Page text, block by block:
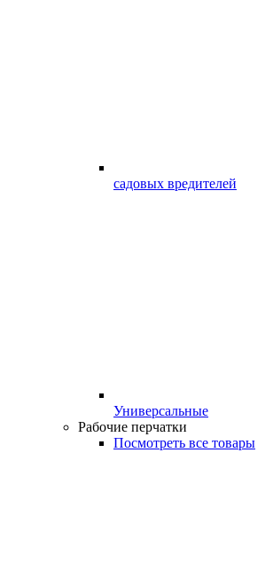
садовых вредителей
Универсальные
Рабочие перчатки
Посмотреть все товары